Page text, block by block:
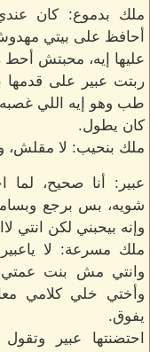
ملك بدموع: كان
أحافظ على بيتي
عليها إيه، محبتش
ربتت عبير على
طب وهو إيه اللي
كان يطول.
ملك بنحيب: لا مقلش،
عبير: أنا صحيح،
شويه، بس برجع
وإنه بيحبني لكن انتي
ملك مسرعة: لا
وانتي مش بنت
وأختي خلي كلامي
يفوق.
احتضنتها عبير